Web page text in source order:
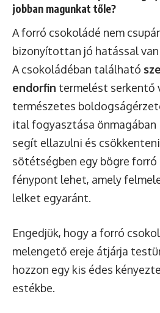
jobban magunkat tőle?
A forró csokoládé nem
bizonyítottan jó hatással
A csokoládéban található
endorfin termelést serkentő
természetes
ital fogyasztása
segít ellazulni és
sötétségben egy bögre
fénypont lehet, amely
lelket egyaránt.
Engedjük, hogy a forró
melengető ereje átjárja
hozzon egy kis édes
estékbe.